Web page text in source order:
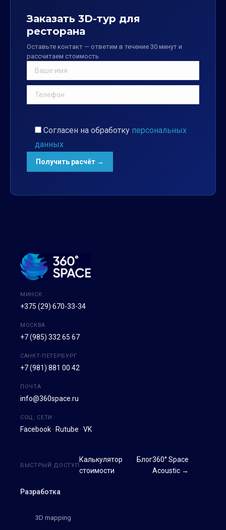
Заказать 3D-тур для
ресторана
Оставьте контакт — ответим в течение 30 минут и
рассчитаем стоимость
Согласен на обработку персональных
данных
МИНСК
+375 (29) 670-33-34
МОСКВА
+7 (985) 332 65 67
САНКТ-ПЕТЕРБУРГ
+7 (981) 881 00 42
ПОЧТА
info@360space.ru
СОЦ. СЕТИ
Facebook · Rutube · VK
Разработка
3D mapping
БЫСТРЫЙ ДОСТУП
Калькулятор
стоимости
Блог360° Space
Acoustic →